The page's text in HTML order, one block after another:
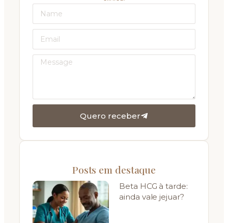
Quero receber
Posts em destaque
Beta HCG à tarde:
ainda vale jejuar?